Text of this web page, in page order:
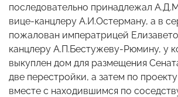
последовательно принадлежал
вице-канцлеру А.И.Остерману, а в
пожалован императрицей
канцлеру А.П.Бестужеву-Рюмину, у
выкуплен дом для размещения
две перестройки, а затем по
вместе с находившимся по